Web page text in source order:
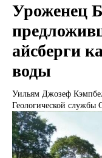
Уроженец
айсберги
воды
Уильям Джозеф
Геологической службы